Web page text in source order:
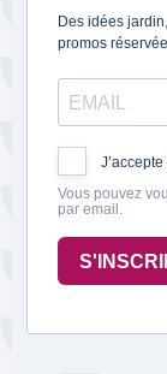
Des idées
promos
Vous pouvez
par email.